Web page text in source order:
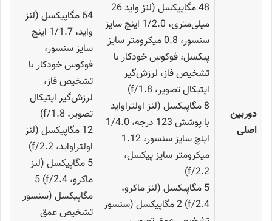
دوربین
اصلی
48 مگاپیکسل (لنز واید 26
میلی‌متری، 1/2.0 اینچ سایز
سنسور، 0.8 میکرومتر سایز
پیکسل، فوکوس خودکار با
تشخیص فاز، لرزش‌گیر
اپتیکال تصویر، f/1.8)
8 مگاپیکسل (لنز اولتراواید
با پوشش 123 درجه، 1/4.0
اینچ سایز سنسور، 1.12
میکرومتر سایز پیکسل،
f/2.2)
5 مگاپیکسل (لنز ماکرو،
f/2.4) 2 مگاپیکسل (سنسور
64 مگاپیکسل (لنز
واید، 1/1.7 اینچ
سایز سنسور،
فوکوس خودکار با
تشخیص فاز،
لرزش‌گیر اپتیکال
تصویر، f/1.8)
12 مگاپیکسل (لنز
اولتراواید، f/2.2)
5 مگاپیکسل (لنز
ماکرو، f/2.4) 5
مگاپیکسل (سنسور
تشخیص عمق